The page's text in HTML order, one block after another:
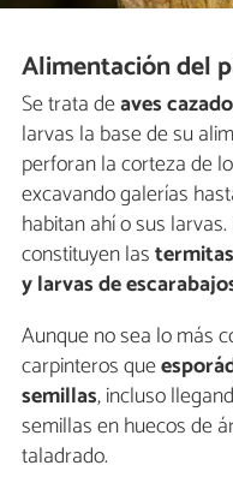
Alimentación del
Se trata deaves
larvas la base de su
perforan la corteza de
excavando galerías
habitan ahí o sus
constituyen las
y larvas de
Aunque no sea lo más
carpinteros que
semillas, incluso
semillas en huecos de
taladrado.